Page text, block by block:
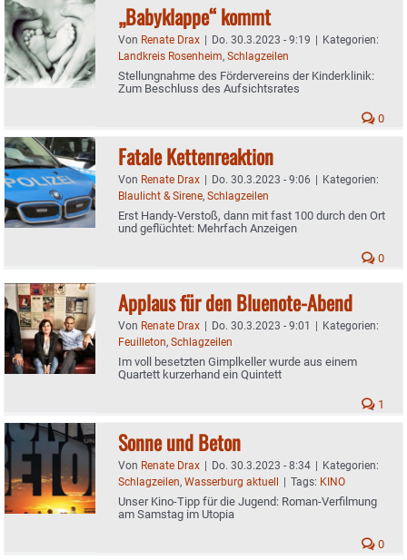
„Babyklappe“ kommt
Von Renate Drax | Do. 30.3.2023 - 9:19 | Kategorien:
Landkreis Rosenheim, Schlagzeilen
Stellungnahme des Fördervereins der Kinderklinik:
Zum Beschluss des Aufsichtsrates
0
Fatale Kettenreaktion
Von Renate Drax | Do. 30.3.2023 - 9:06 | Kategorien:
Blaulicht & Sirene, Schlagzeilen
Erst Handy-Verstoß, dann mit fast 100 durch den Ort
und geflüchtet: Mehrfach Anzeigen
0
Applaus für den Bluenote-Abend
Von Renate Drax | Do. 30.3.2023 - 9:01 | Kategorien:
Feuilleton, Schlagzeilen
Im voll besetzten Gimplkeller wurde aus einem
Quartett kurzerhand ein Quintett
1
Sonne und Beton
Von Renate Drax | Do. 30.3.2023 - 8:34 | Kategorien:
Schlagzeilen, Wasserburg aktuell | Tags: KINO
Unser Kino-Tipp für die Jugend: Roman-Verfilmung
am Samstag im Utopia
0